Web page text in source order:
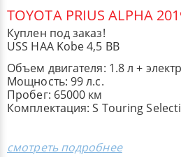
TOYOTA PRIUS ALPHA
Куплен под заказ!
USS HAA Kobe 4,5 BB
Объем двигателя: 1.8 л +
Мощность: 99 л.с.
Пробег: 65000 км
Комплектация: S Touring
смотреть подробнее